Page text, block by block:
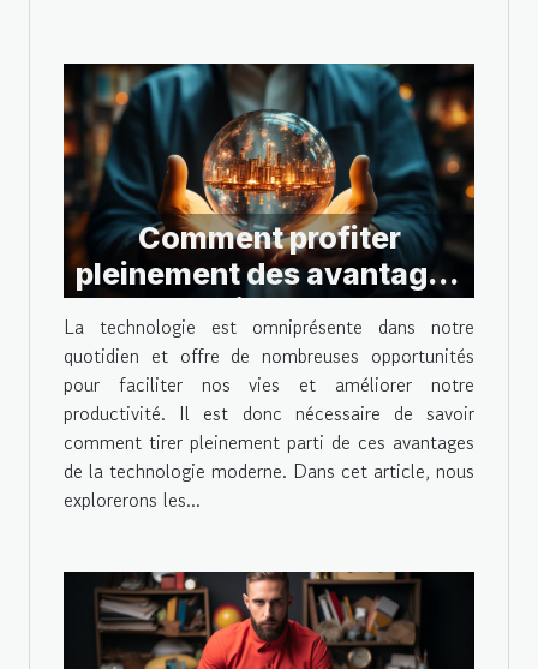
Comment profiter
pleinement des avantages
technologiques actuels ?
La technologie est omniprésente dans notre
quotidien et offre de nombreuses opportunités
pour faciliter nos vies et améliorer notre
productivité. Il est donc nécessaire de savoir
comment tirer pleinement parti de ces avantages
de la technologie moderne. Dans cet article, nous
explorerons les...